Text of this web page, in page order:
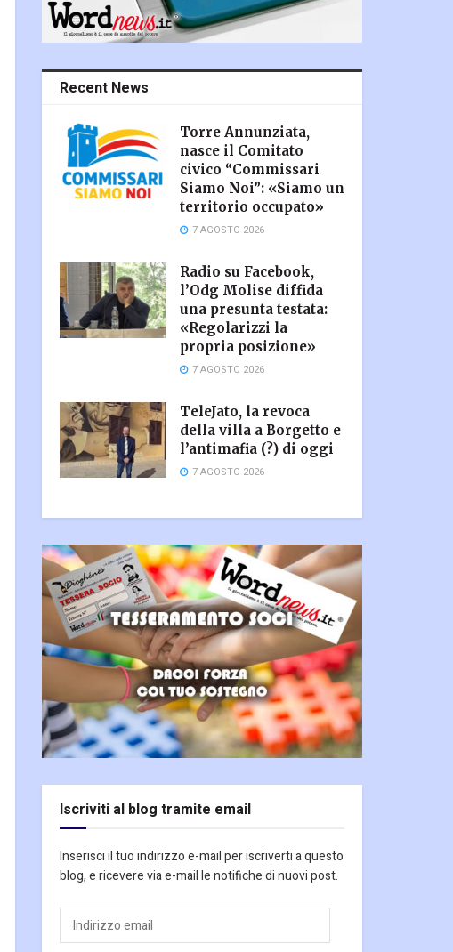
Recent News
Torre Annunziata,
nasce il Comitato
civico “Commissari
Siamo Noi”: «Siamo un
territorio occupato»
7 AGOSTO 2026
Radio su Facebook,
l’Odg Molise diffida
una presunta testata:
«Regolarizzi la
propria posizione»
7 AGOSTO 2026
TeleJato, la revoca
della villa a Borgetto e
l’antimafia (?) di oggi
7 AGOSTO 2026
Iscriviti al blog tramite email
Inserisci il tuo indirizzo e-mail per iscriverti a questo
blog, e ricevere via e-mail le notifiche di nuovi post.
Indirizzo
email